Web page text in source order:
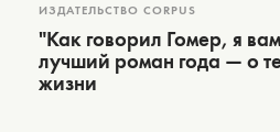
ИЗДАТЕЛЬСТВО CORPUS
"Как говорил Гомер, я
лучший роман года — о
жизни